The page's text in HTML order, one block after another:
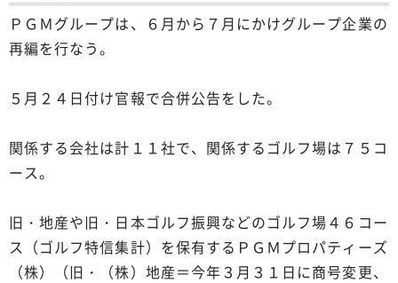
ＰＧＭグループは、６月から７月にかけグループ企業の
再編を行なう。
５月２４日付け官報で合併公告をした。
関係する会社は計１１社で、関係するゴルフ場は７５コ
ース。
旧・地産や旧・日本ゴルフ振興などのゴルフ場４６コー
ス（ゴルフ特信集計）を保有するＰＧＭプロパティーズ
（株）（旧・（株）地産＝今年３月３１日に商号変更、